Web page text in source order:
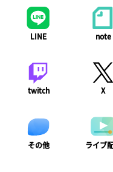
LINE note
twitch X
その他 ライブ